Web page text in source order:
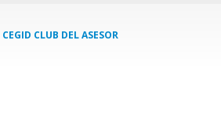
CEGID CLUB DEL ASESOR